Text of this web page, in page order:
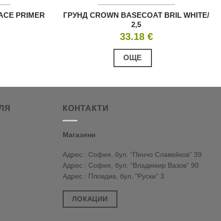
PRIMER
ГРУНД CROWN BASECOAT BRIL WHITE/
2,5
33.18 €
ОЩЕ
КОНТАКТИ
Магазини
Адрес : София, бул. “Пенчо Славейков” 39
Адрес : София, бул. “Владимир Вазов” 90
Адрес : Пловдив, бул. "Руски" 3
ЛОКАЦИИ